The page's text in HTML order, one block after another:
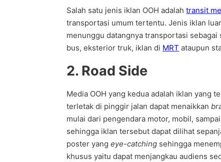
Salah satu jenis iklan OOH adalahtransit
transportasi umum tertentu. Jenis iklan
menunggu datangnya transportasi
bus, eksterior truk, iklan di MRT ataupun
2. Road Side
Media OOH yang kedua adalah iklan yang
terletak di pinggir jalan dapat menaikkan
mulai dari pengendara motor, mobil,
sehingga iklan tersebut dapat dilihat
poster yangeye-catching sehingga
khusus yaitu dapat menjangkau audiens